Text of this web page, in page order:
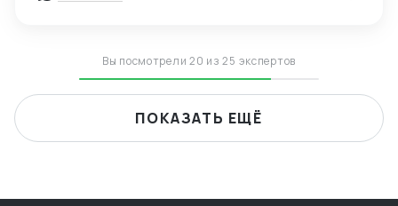
Вы посмотрели 20 из 25 экспертов
ПОКАЗАТЬ ЕЩЁ